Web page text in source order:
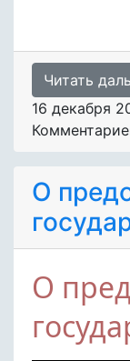
Читать
16 декабря
О
О